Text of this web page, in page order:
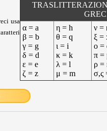
usa
α = a
β = b
γ = g
δ = d
ε = e
ζ = z
η = h
θ = q
ι = i
κ = k
λ = l
μ = m
ν =
ξ =
ο =
π =
ρ =
σ,ς